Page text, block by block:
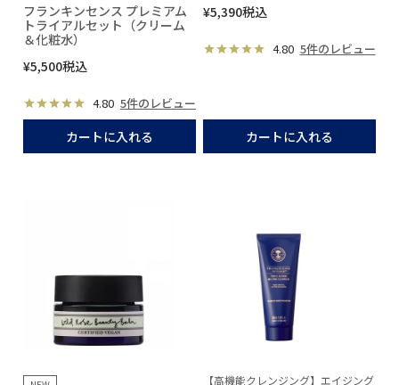
フランキンセンス プレミアム
トライアルセット（クリーム
＆化粧水）
¥5,500税込
4.80 5件のレビュー
カートに入れる
¥5,390税込
4.80 5件のレビュー
カートに入れる
【高機能クレンジング】エイジング